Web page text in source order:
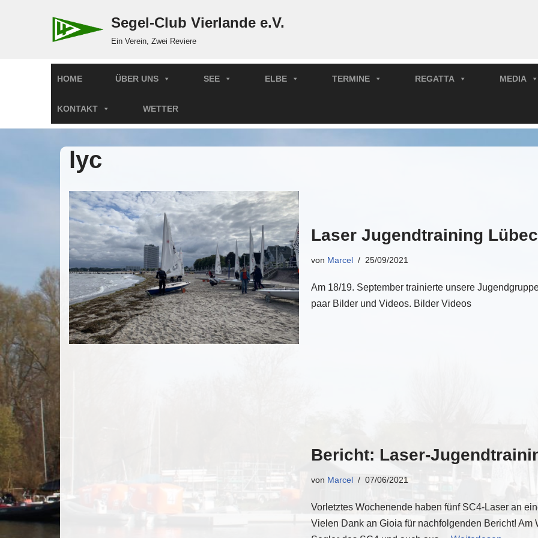
Segel-Club Vierlande e.V.
Ein Verein, Zwei Reviere
HOME ÜBER UNS SEE ELBE TERMINE REGATTA MEDIA
KONTAKT WETTER
lyc
Laser Jugendtraining
von Marcel 25/09/2021
Am 18/19. September trainierte unsere
paar Bilder und Videos. Bilder Videos
Bericht: Laser-
von Marcel 07/06/2021
Vorletztes Wochenende haben fünf SC4-Laser an
Vielen Dank an Gioia für nachfolgenden Bericht!